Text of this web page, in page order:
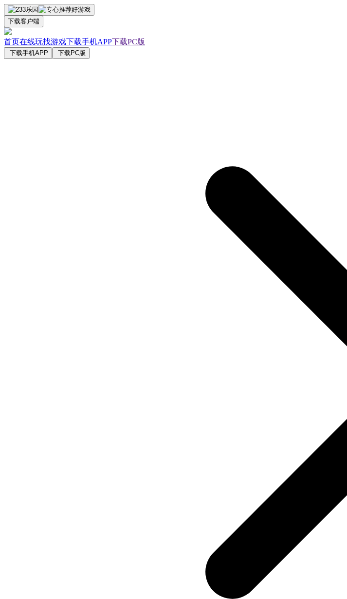
下载客户端
首页在线玩找游戏下载手机APP下载PC版
下载手机APP 下载PC版